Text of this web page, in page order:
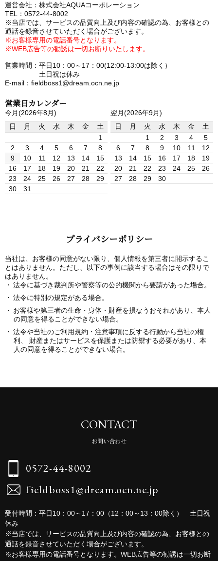
運営会社：株式会社AQUAコーポレーション
TEL：0572-44-8002
※当店では、サービスの品質向上及び内容の確認の為、お客様との
通話を録音させていただく場合がございます。
※お客様専用の電話番号となります。
※WEB広告等の勧誘は一切お断りいたします。
営業時間：平日10：00～17：00(12:00-13:00は除く）
土日祝は休み
E-mail：fieldboss1@dream.ocn.ne.jp
営業日カレンダー
今月(2026年8月)
日
月 火 水 木 金
土
1
2
3 4 5 6 7
8
9
10 11 12 13 14
15
16
17 18 19 20 21
22
23
24 25 26 27 28
29
30
31
翌月(2026年9月)
日
月 火 水 木 金
土
1
2 3 4
5
6
7 8 9 10 11
12
13
14 15 16 17 18
19
20
21 22 23 24 25
26
27
28 29 30
プライバシーポリシー
当社は、お客様の同意がない限り、個人情報を第三者に開示するこ
とはありません。ただし、以下の事例に該当する場合はその限りで
はありません。
法令に基づき裁判所や警察等の公的機関から要請があった場合。
法令に特別の規定がある場合。
お客様や第三者の生命・身体・財産を損なうおそれがあり、本人
の同意を得ることができない場合。
法令や当社のご利用規約・注意事項に反する行動から当社の権
利、 財産またはサービスを保護または防禦する必要があり、本
人の同意を得ることができない場合。
CONTACT
お問い合わせ
0572-44-8002
fieldboss1@dream.ocn.ne.jp
受付時間：平日10：00～17：00（12：00～13：00除く） 土日祝
休み
※当店では、サービスの品質向上及び内容の確認の為、お客様との
通話を録音させていただく場合がございます。
※お客様専用の電話番号となります。WEB広告等の勧誘は一切お断